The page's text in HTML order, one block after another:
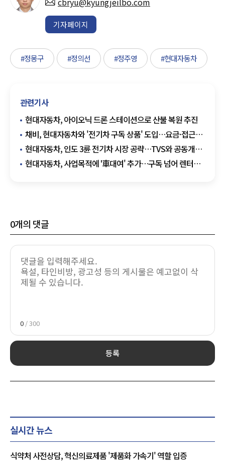
기자페이지
#정몽구 #정의선 #정주영 #현대자동차
관련기사
현대자동차, 아이오닉 드론 스테이션으로 산불 복원 추진
채비, 현대자동차와 '전기차 구독 상품' 도입…요금·접근성
결합
현대자동차, 인도 3륜 전기차 시장 공략…TVS와 공동개발
착수
현대자동차, 사업목적에 '車대여' 추가…구독 넘어 렌터카
0개의 댓글
0 / 300
등록
실시간 뉴스
식약처 사전상담, 혁신의료제품 '제품화 가속기' 역할 입증